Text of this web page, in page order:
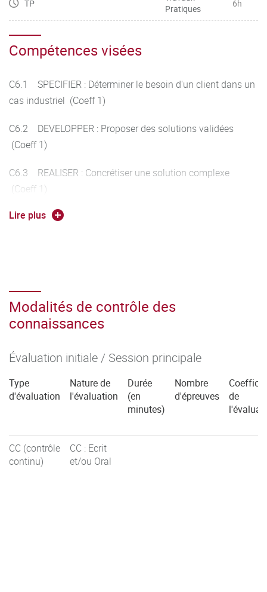
TP
Pratiques
6h
Compétences visées
C6.1 SPECIFIER : Déterminer le besoin d'un client dans un
cas industriel (Coeff 1)
C6.2 DEVELOPPER : Proposer des solutions validées
(Coeff 1)
C6.3 REALISER : Concrétiser une solution complexe
(Coeff 1)
C6.4 EXPLOITER : Mettre en œuvre une amélioration
Lire plus
Modalités de contrôle des
connaissances
Évaluation initiale / Session principale
Type
d'évaluation
Nature de
l'évaluation
Durée
(en
minutes)
Nombre
d'épreuves
de
CC (contrôle
continu)
CC : Ecrit
et/ou Oral